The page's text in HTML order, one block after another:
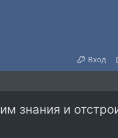
Вход
знания и